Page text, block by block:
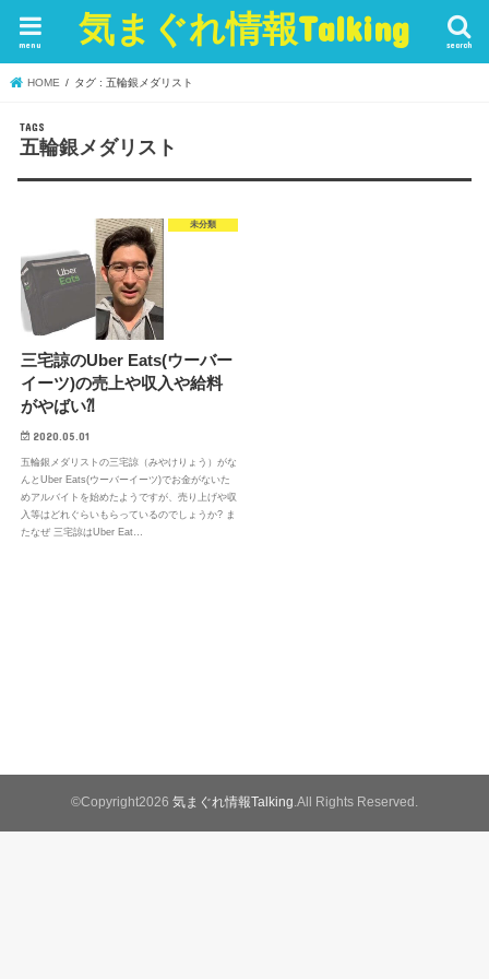
気まぐれ情報Talking search
menu
HOME タグ : 五輪銀メダリスト
五輪銀メダリスト
未分類
三宅諒のUber Eats(ウーバー
イーツ)の売上や収入や給料
がやばい⁈
2020.05.01
五輪銀メダリストの三宅諒（みやけりょう）がな
んとUber Eats(ウーバーイーツ)でお金がないた
めアルバイトを始めたようですが、売り上げや収
入等はどれぐらいもらっているのでしょうか? ま
たなぜ 三宅諒はUber Eat…
©Copyright2026 気まぐれ情報Talking.All Rights Reserved.